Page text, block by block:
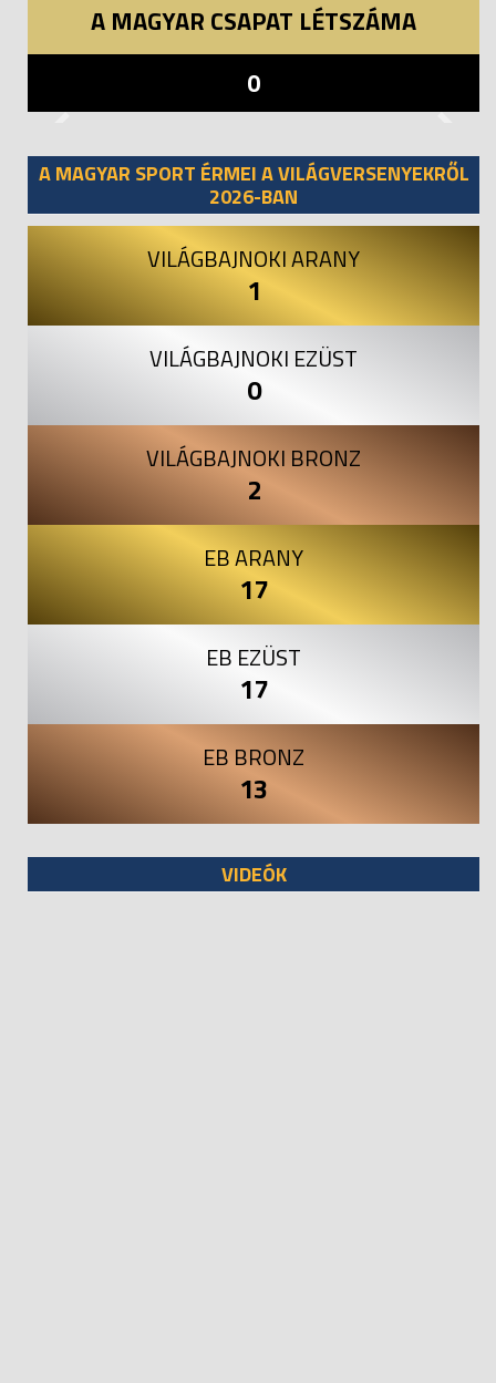
A MAGYAR CSAPAT LÉTSZÁMA
0
A MAGYAR SPORT ÉRMEI A VILÁGVERSENYEKRŐL
2026-BAN
VILÁGBAJNOKI ARANY
1
VILÁGBAJNOKI EZÜST
0
VILÁGBAJNOKI BRONZ
2
EB ARANY
17
EB EZÜST
17
EB BRONZ
13
VIDEÓK